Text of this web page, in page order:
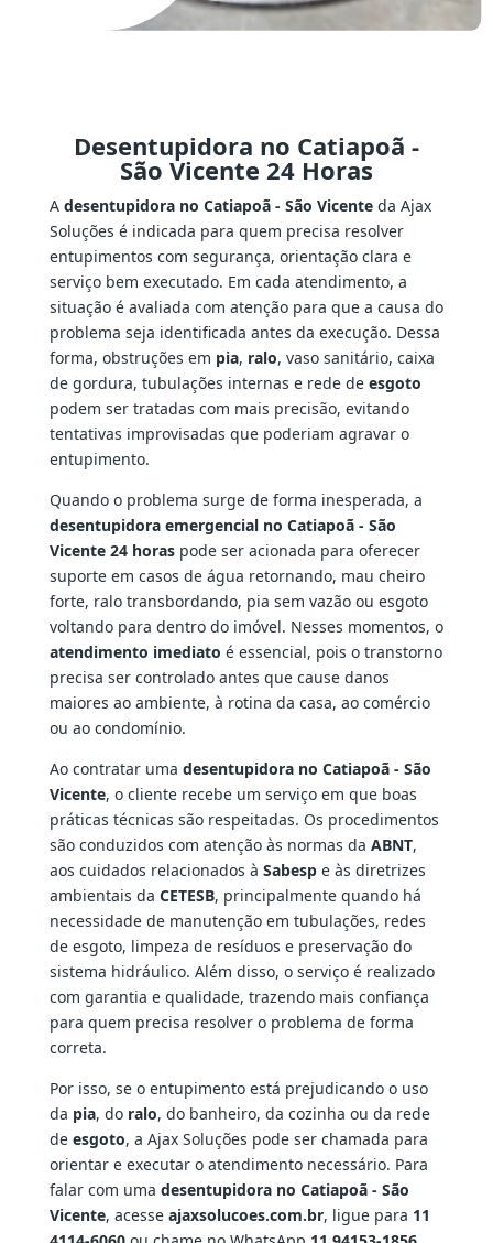
Desentupidora no Catiapoã -
São Vicente 24 Horas
A desentupidora no Catiapoã - São Vicenteda Ajax
Soluções é indicada para quem precisa resolver
entupimentos com segurança, orientação clara e
serviço bem executado. Em cada atendimento, a
situação é avaliada com atenção para que a causa do
problema seja identificada antes da execução. Dessa
forma, obstruções em pia, ralo, vaso sanitário, caixa
de gordura, tubulações internas e rede de esgoto
podem ser tratadas com mais precisão, evitando
tentativas improvisadas que poderiam agravar o
entupimento.
Quando o problema surge de forma inesperada, a
desentupidora emergencial no Catiapoã - São
Vicente 24 horaspode ser acionada para oferecer
suporte em casos de água retornando, mau cheiro
forte, ralo transbordando, pia sem vazão ou esgoto
voltando para dentro do imóvel. Nesses momentos, o
atendimento imediato é essencial, pois o transtorno
precisa ser controlado antes que cause danos
maiores ao ambiente, à rotina da casa, ao comércio
ou ao condomínio.
Ao contratar uma desentupidora no Catiapoã - São
Vicente, o cliente recebe um serviço em que boas
práticas técnicas são respeitadas. Os procedimentos
são conduzidos com atenção às normas da ABNT,
aos cuidados relacionados à Sabespe às diretrizes
ambientais da CETESB, principalmente quando há
necessidade de manutenção em tubulações, redes
de esgoto, limpeza de resíduos e preservação do
sistema hidráulico. Além disso, o serviço é realizado
com garantia e qualidade, trazendo mais confiança
para quem precisa resolver o problema de forma
correta.
Por isso, se o entupimento está prejudicando o uso
da pia, do ralo, do banheiro, da cozinha ou da rede
de esgoto, a Ajax Soluções pode ser chamada para
orientar e executar o atendimento necessário. Para
falar com uma desentupidora no Catiapoã - São
Vicente, acesse ajaxsolucoes.com.br, ligue para 11